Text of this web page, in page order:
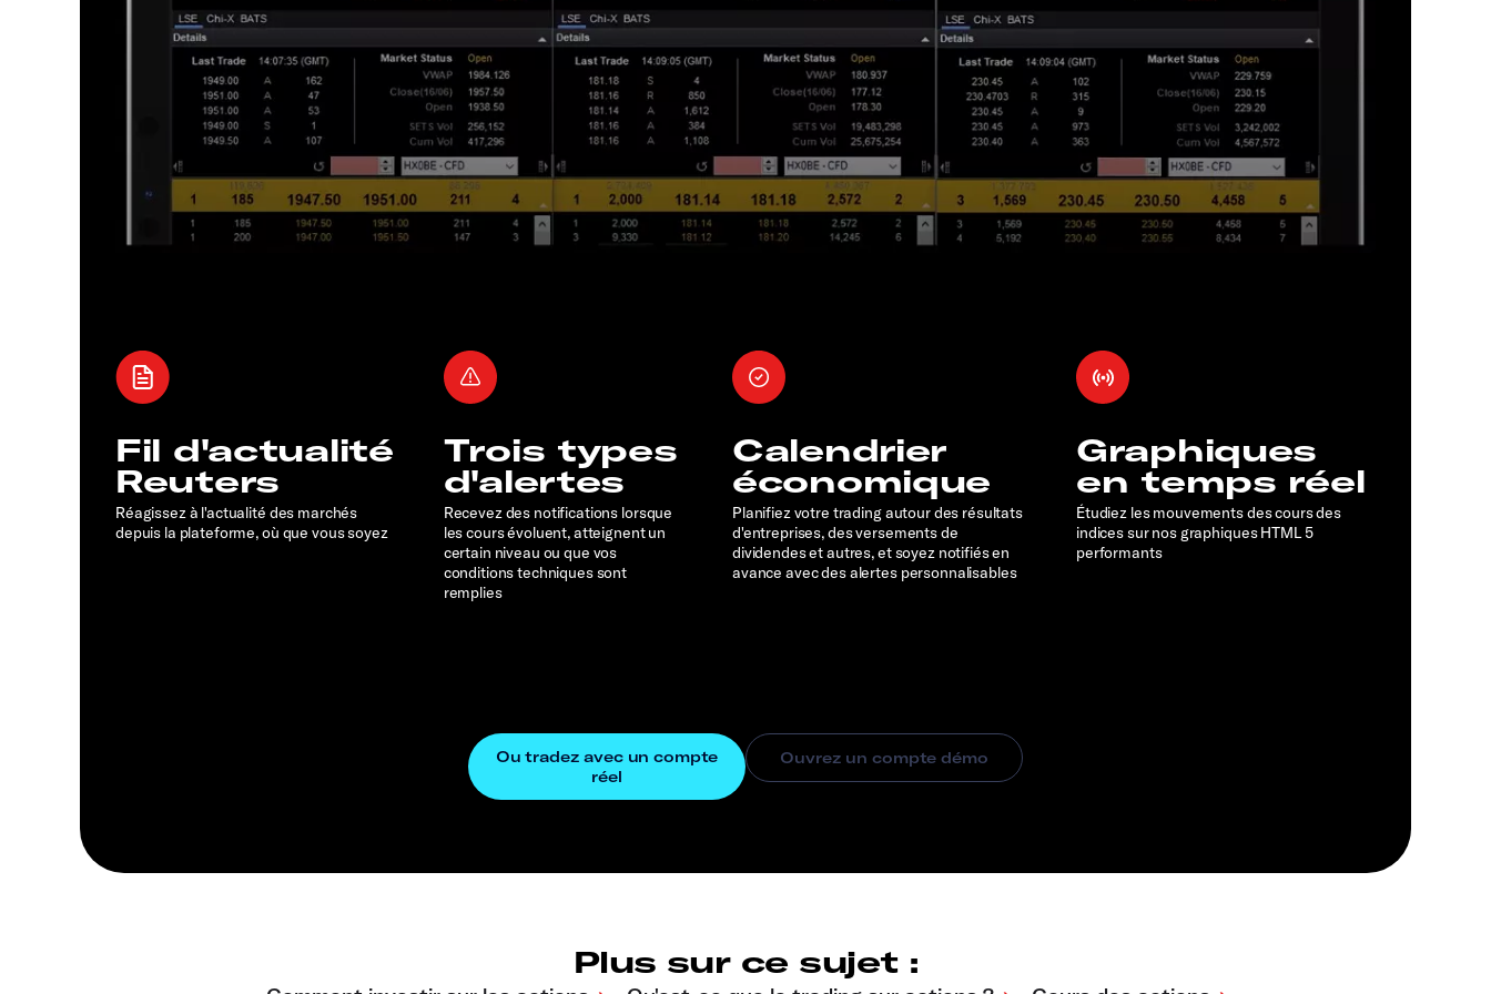
Fil d'actualité
Reuters
Réagissez à l'actualité des marchés
depuis la plateforme, où que vous soyez
Trois types
d'alertes
Recevez des notifications lorsque
les cours évoluent, atteignent un
certain niveau ou que vos
conditions techniques sont
remplies
Calendrier
économique
Planifiez votre trading autour des résultats
d'entreprises, des versements de
dividendes et autres, et soyez notifiés en
avance avec des alertes personnalisables
Graphiques
en temps réel
Étudiez les mouvements des cours des
indices sur nos graphiques HTML 5
performants
Plus sur ce sujet :